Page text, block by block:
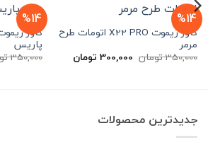
%14
کاور ریموت X22 PRO اتومات طرح
مرمر
350,000تومان قیمت
اصلی
300,000 تومانقیمت
فعلی
%14
کاور
پاریس
350,000
جدیدترین محصولات